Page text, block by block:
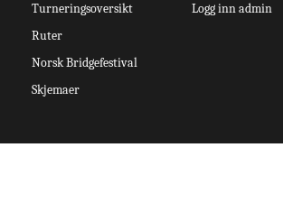
Turneringsoversikt
Ruter
Norsk Bridgefestival
Skjemaer
Logg inn admin